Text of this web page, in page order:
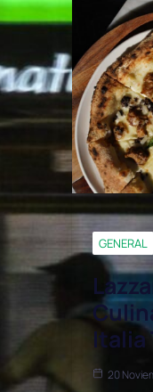
GENERAL
Italia
20